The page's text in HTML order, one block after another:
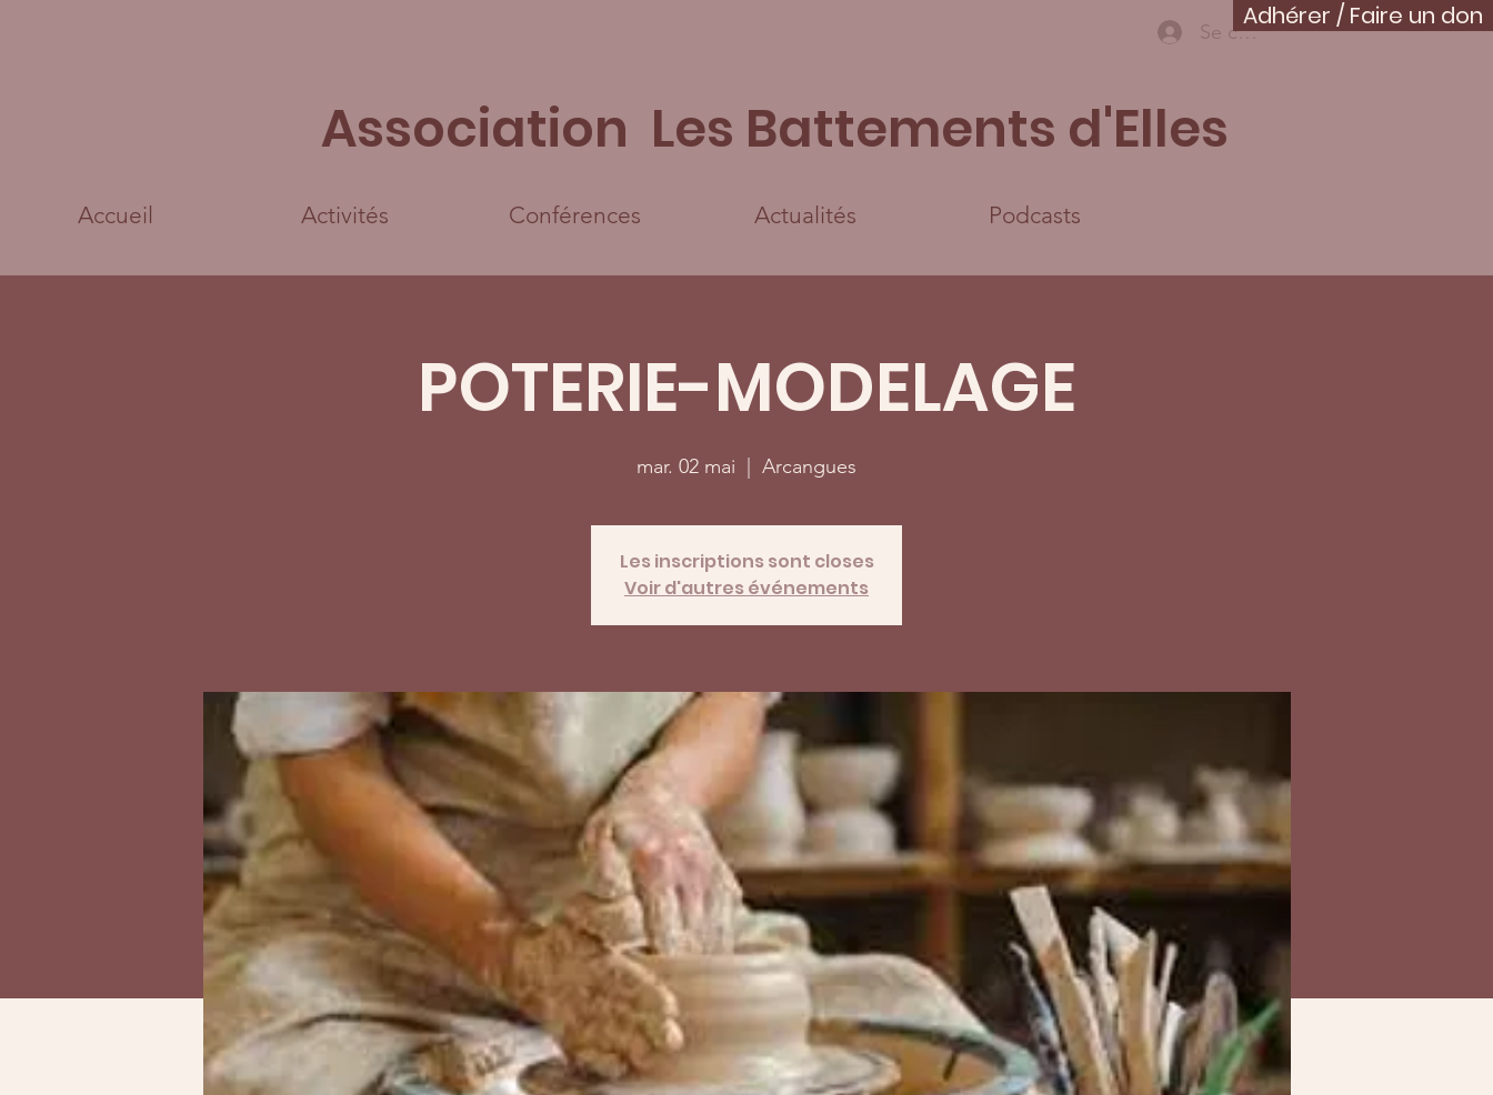
Adhérer / Faire un don
Se connecter
Association Les Battements d'Elles
Accueil Activités Conférences Actualités Podcasts
POTERIE-MODELAGE
mar. 02 mai Arcangues
Les inscriptions sont closes
Voir d'autres événements